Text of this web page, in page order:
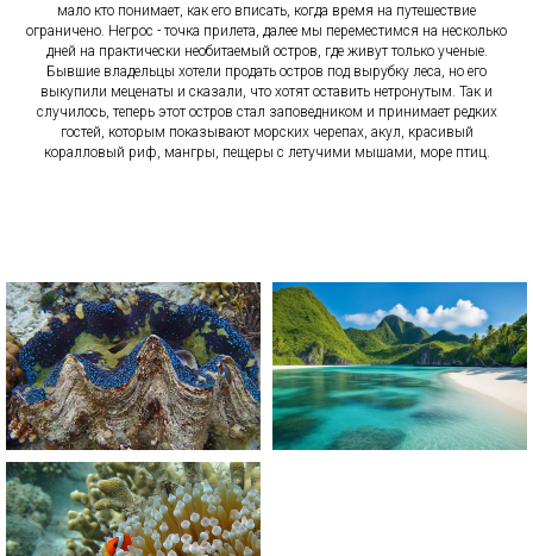
мало кто понимает, как его вписать, когда время на путешествие
ограничено. Негрос - точка прилета, далее мы переместимся на несколько
дней на практически необитаемый остров, где живут только ученые.
Бывшие владельцы хотели продать остров под вырубку леса, но его
выкупили меценаты и сказали, что хотят оставить нетронутым. Так и
случилось, теперь этот остров стал заповедником и принимает редких
гостей, которым показывают морских черепах, акул, красивый
коралловый риф, мангры, пещеры с летучими мышами, море птиц.